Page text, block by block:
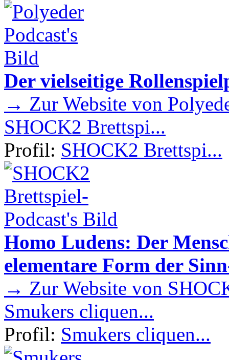
Der vielseitige
→ Zur Website von
SHOCK2 Brettspi...
Profil: SHOCK2 Brettspi...
Homo Ludens: Der
elementare Form der
→ Zur Website von
Smukers cliquen...
Profil: Smukers cliquen...